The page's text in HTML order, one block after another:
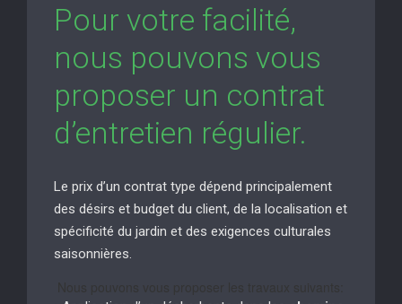
Pour votre facilité,
nous pouvons vous
proposer un contrat
d’entretien régulier.
Le prix d’un contrat type dépend principalement
des désirs et budget du client, de la localisation et
spécificité du jardin et des exigences culturales
saisonnières.